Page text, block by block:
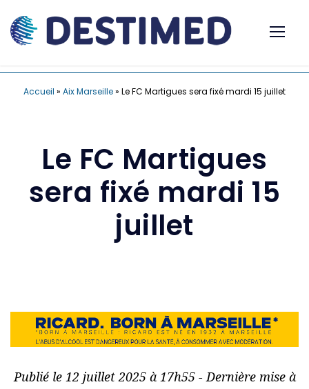
Accueil » Aix Marseille» Le FC Martigues sera fixé mardi 15 juillet
Le FC Martigues
sera fixé mardi 15
juillet
Publié le 12 juillet 2025 à 17h55 - Dernière mise à